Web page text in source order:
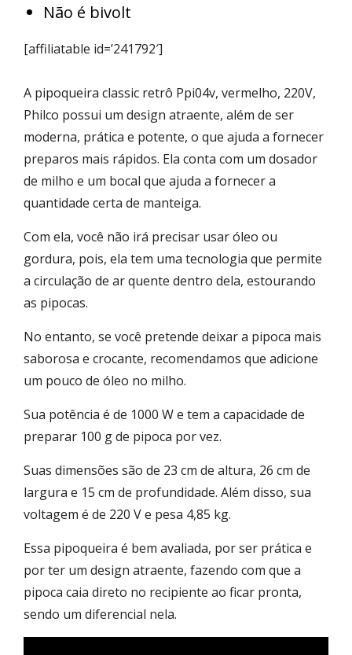
Não é bivolt
[affiliatable id=’241792′]
A pipoqueira classic retrô Ppi04v, vermelho, 220V,
Philco possui um design atraente, além de ser
moderna, prática e potente, o que ajuda a fornecer
preparos mais rápidos. Ela conta com um dosador
de milho e um bocal que ajuda a fornecer a
quantidade certa de manteiga.
Com ela, você não irá precisar usar óleo ou
gordura, pois, ela tem uma tecnologia que permite
a circulação de ar quente dentro dela, estourando
as pipocas.
No entanto, se você pretende deixar a pipoca mais
saborosa e crocante, recomendamos que adicione
um pouco de óleo no milho.
Sua potência é de 1000 W e tem a capacidade de
preparar 100 g de pipoca por vez.
Suas dimensões são de 23 cm de altura, 26 cm de
largura e 15 cm de profundidade. Além disso, sua
voltagem é de 220 V e pesa 4,85 kg.
Essa pipoqueira é bem avaliada, por ser prática e
por ter um design atraente, fazendo com que a
pipoca caia direto no recipiente ao ficar pronta,
sendo um diferencial nela.